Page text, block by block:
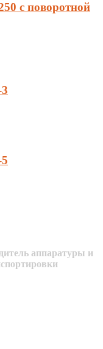
с поворотной
аппаратуры и